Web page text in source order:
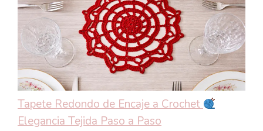
Tapete Redondo de Encaje a Crochet
Elegancia Tejida Paso a Paso